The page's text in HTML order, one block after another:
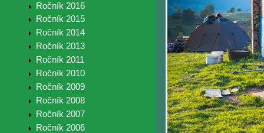
Ročník 2016
Ročník 2015
Ročník 2014
Ročník 2013
Ročník 2011
Ročník 2010
Ročník 2009
Ročník 2008
Ročník 2007
Ročník 2006